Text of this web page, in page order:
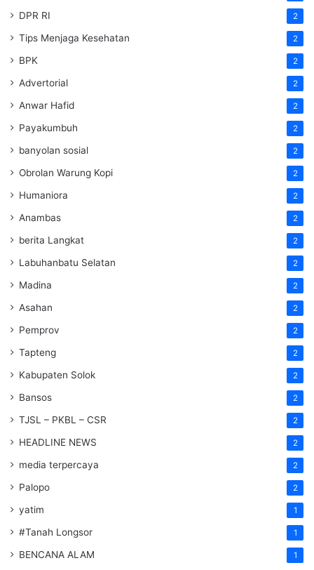
DPR RI 2
Tips Menjaga Kesehatan 2
BPK 2
Advertorial 2
Anwar Hafid 2
Payakumbuh 2
banyolan sosial 2
Obrolan Warung Kopi 2
Humaniora 2
Anambas 2
berita Langkat 2
Labuhanbatu Selatan 2
Madina 2
Asahan 2
Pemprov 2
Tapteng 2
Kabupaten Solok 2
Bansos 2
TJSL – PKBL – CSR 2
HEADLINE NEWS 2
media terpercaya 2
Palopo 2
yatim 1
#Tanah Longsor 1
BENCANA ALAM 1